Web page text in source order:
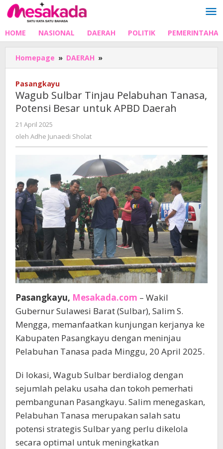
Lewati
ke
HOME NASIONAL DAERAH POLITIK
Homepage » DAERAH »
Sulbar
Tanasa,
Potensi
Pasangkayu
Wagub Sulbar Tinjau Pelabuhan Tanasa,
Potensi Besar untuk APBD Daerah
21 April 2025
Adhe
oleh Adhe Junaedi Sholat
Pasangkayu, Mesakada.com – Wakil
Gubernur Sulawesi Barat (Sulbar), Salim S.
Mengga, memanfaatkan kunjungan kerjanya ke
Kabupaten Pasangkayu dengan meninjau
Pelabuhan Tanasa pada Minggu, 20 April 2025.
Di lokasi, Wagub Sulbar berdialog dengan
sejumlah pelaku usaha dan tokoh pemerhati
pembangunan Pasangkayu. Salim menegaskan,
Pelabuhan Tanasa merupakan salah satu
potensi strategis Sulbar yang perlu dikelola
secara optimal untuk meningkatkan